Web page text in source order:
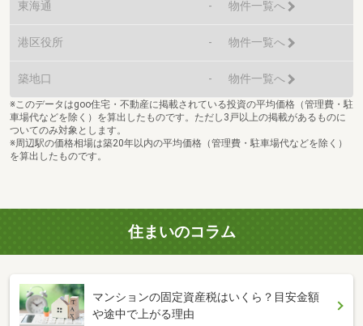
東海通 - 物件一覧へ
港区役所 - 物件一覧へ
築地口 - 物件一覧へ
※このデータはgoo住宅・不動産に掲載されている投資の平均価格（管理費・駐
車場代などを除く）を算出したものです。ただし3戸以上の掲載があるものに
ついてのみ対象とします。
※周辺駅の価格相場は築20年以内の平均価格（管理費・駐車場代などを除く）
を算出したものです。
住まいのコラム
マンションの固定資産税はいくら？目安金額
や途中で上がる理由